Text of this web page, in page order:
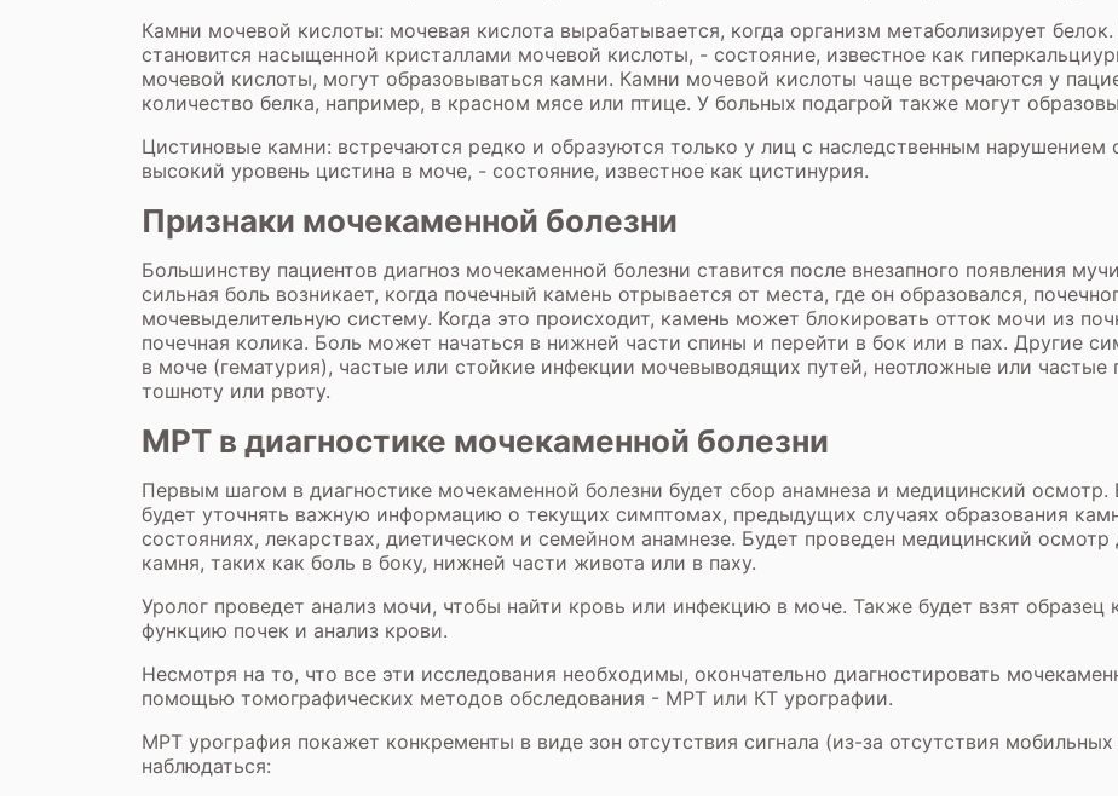
Камни мочевой кислоты: мочевая кислота вырабатывается, когда организм метаболизирует
становится насыщенной кристаллами мочевой кислоты, - состояние, известное как
мочевой кислоты, могут образовываться камни. Камни мочевой кислоты чаще встречаются у
количество белка, например, в красном мясе или птице. У больных подагрой также могут
Цистиновые камни: встречаются редко и образуются только у лиц с наследственным нарушением
высокий уровень цистина в моче, - состояние, известное как цистинурия.
Признаки мочекаменной болезни
Большинству пациентов диагноз мочекаменной болезни ставится после внезапного появления
сильная боль возникает, когда почечный камень отрывается от места, где он образовался,
мочевыделительную систему. Когда это происходит, камень может блокировать отток мочи из
почечная колика. Боль может начаться в нижней части спины и перейти в бок или в пах. Другие
в моче (гематурия), частые или стойкие инфекции мочевыводящих путей, неотложные или
тошноту или рвоту.
МРТ в диагностике мочекаменной болезни
Первым шагом в диагностике мочекаменной болезни будет сбор анамнеза и медицинский осмотр.
будет уточнять важную информацию о текущих симптомах, предыдущих случаях образования
состояниях, лекарствах, диетическом и семейном анамнезе. Будет проведен медицинский осмотр
камня, таких как боль в боку, нижней части живота или в паху.
Уролог проведет анализ мочи, чтобы найти кровь или инфекцию в моче. Также будет взят
функцию почек и анализ крови.
Несмотря на то, что все эти исследования необходимы, окончательно диагностировать
помощью томографических методов обследования - МРТ или КТ урографии.
МРТ урография покажет конкременты в виде зон отсутствия сигнала (из-за отсутствия
наблюдаться: